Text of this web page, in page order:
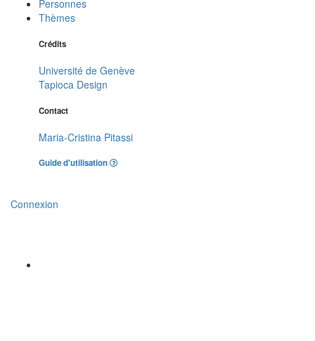
Personnes
Thèmes
Crédits
Université de Genève
Tapioca Design
Contact
Maria-Cristina Pitassi
Guide d'utilisation
Connexion